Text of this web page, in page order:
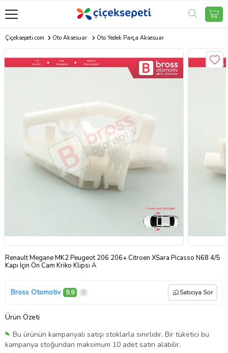
Çiçeksepeti.com Oto Aksesuar Oto Yedek Parça Aksesuar
Renault Megane MK2 Peugeot 206 206+ Citroen XSara Picasso N68 4/5
Kapı İçin Ön Cam Kriko Klipsi A
Bross Otomotiv 9,9 Satıcıya Sor
Ürün Özeti
Bu ürünün kampanyalı satışı stoklarla sınırlıdır. Bir tüketici bu
kampanya stoğundan maksimum 10 adet satın alabilir.